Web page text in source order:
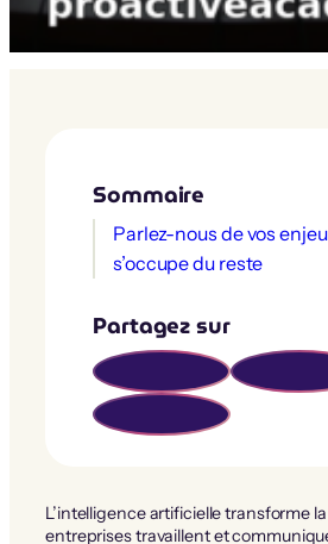
L’intelligence artificielle transforme
entreprises travaillent et
Sommaire
Parlez-nous de vos
s’occupe du reste
Partagez sur